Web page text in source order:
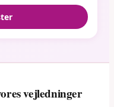
vejledninger